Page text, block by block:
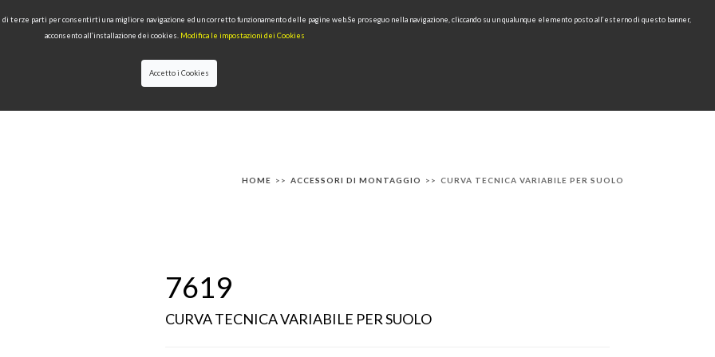
RU
HOME >> ACCESSORI DI MONTAGGIO >> CURVA TECNICA VARIABILE PER SUOLO
7619
CURVA TECNICA VARIABILE PER SUOLO
parti per consentirti una migliore navigazione ed un corretto funzionamento delle pagine web.Se proseguo nella navigazione, cliccando su un qualunque elemento posto all’esterno di questo banner,
acconsento all’installazione dei cookies. Modifica le impostazioni dei Cookies
Accetto i Cookies